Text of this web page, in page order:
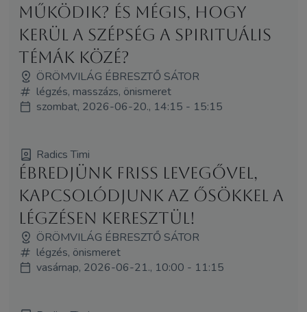
működik? És mégis, hogy
kerül a szépség a spirituális
témák közé?
ÖRÖMVILÁG ÉBRESZTŐ SÁTOR
légzés, masszázs, önismeret
szombat, 2026-06-20., 14:15 - 15:15
Radics Timi
Ébredjünk friss levegővel,
kapcsolódjunk az ősökkel a
légzésen keresztül!
ÖRÖMVILÁG ÉBRESZTŐ SÁTOR
légzés, önismeret
vasárnap, 2026-06-21., 10:00 - 11:15